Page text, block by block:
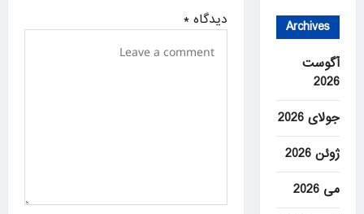
o
دیدگاه*
Archives
آگوست
2026
جولای 2026
ژوئن 2026
می 2026